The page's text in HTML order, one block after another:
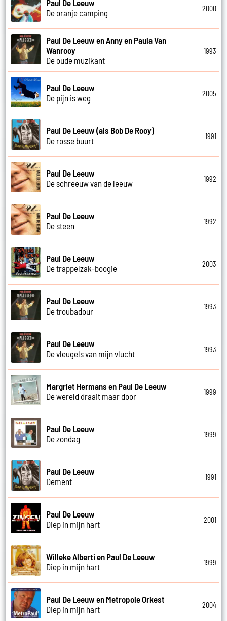
Paul De Leeuw
De oranje camping
2000
Paul De Leeuw en Anny en Paula Van
Wanrooy
De oude muzikant
1993
Paul De Leeuw
De pijn is weg
2005
Paul De Leeuw (als Bob De Rooy)
De rosse buurt
1991
Paul De Leeuw
De schreeuw van de leeuw
1992
Paul De Leeuw
De steen
1992
Paul De Leeuw
De trappelzak-boogie
2003
Paul De Leeuw
De troubadour
1993
Paul De Leeuw
De vleugels van mijn vlucht
1993
Margriet Hermans en Paul De Leeuw
De wereld draait maar door
1999
Paul De Leeuw
De zondag
1999
Paul De Leeuw
Dement
1991
Paul De Leeuw
Diep in mijn hart
2001
Willeke Alberti en Paul De Leeuw
Diep in mijn hart
1999
Paul De Leeuw en Metropole Orkest
Diep in mijn hart
2004